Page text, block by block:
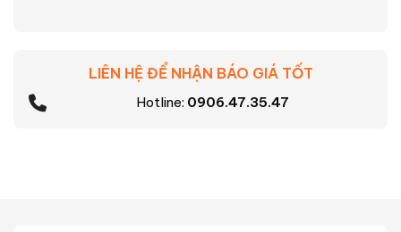
LIÊN HỆ ĐỂ NHẬN BÁO GIÁ TỐT
Hotline: 0906.47.35.47